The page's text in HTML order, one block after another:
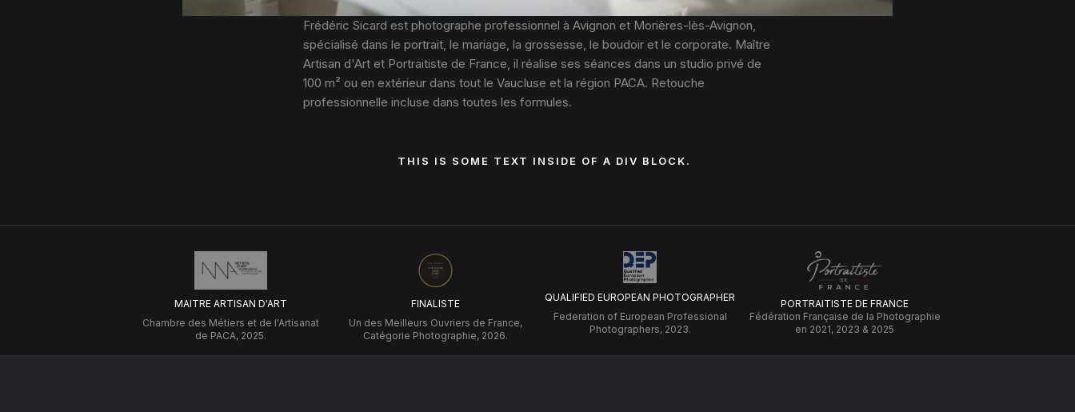
Frédéric Sicard est photographe professionnel à Avignon et Morières-lès-Avignon,
spécialisé dans le portrait, le mariage, la grossesse, le boudoir et le corporate. Maître
Artisan d'Art et Portraitiste de France, il réalise ses séances dans un studio privé de
100 m² ou en extérieur dans tout le Vaucluse et la région PACA. Retouche
professionnelle incluse dans toutes les formules.
THIS IS SOME TEXT INSIDE OF A DIV BLOCK.
MAITRE ARTISAN D'ART
Chambre des Métiers et de l'Artisanat
de PACA, 2025.
FINALISTE
Un des Meilleurs Ouvriers de France,
Catégorie Photographie, 2026.
QUALIFIED EUROPEAN PHOTOGRAPHER
Federation of European Professional
Photographers, 2023.
PORTRAITISTE DE FRANCE
Fédération Française de la Photographie
en 2021, 2023 & 2025